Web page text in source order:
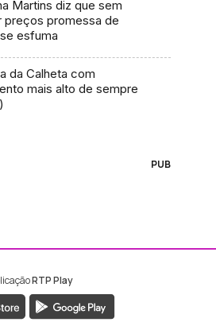
Martins diz que sem
preços promessa de
esfuma
da Calheta com
mais alto de sempre
PUB
Madeira
RTP Play